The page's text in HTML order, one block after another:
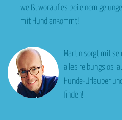
weiß, worauf es bei einem
mit Hund ankommt!
Martin sorgt mit
alles reibungslos
Hunde-Urlauber
finden!